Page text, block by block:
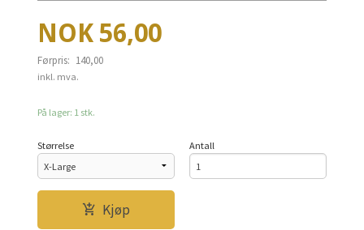
Tilbud
NOK 56,00
Førpris: 140,00
Rabatt
inkl. mva.
På lager: 1 stk.
Størrelse Antall
Kjøp